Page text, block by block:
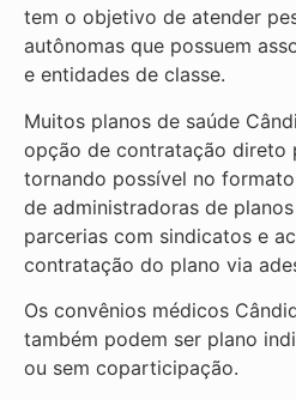
tem o objetivo de atender
autônomas que possuem
e entidades de classe.
Muitos planos de saúde
opção de contratação direto
tornando possível no
de administradoras de
parcerias com sindicatos e
contratação do plano via
Os convênios médicos
também podem ser plano
ou sem coparticipação.